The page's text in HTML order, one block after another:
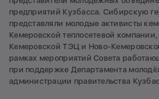
предприятий Кузбасса. Сибирскую
представляли молодые активисты
Кемеровской теплосетевой
Кемеровской ТЭЦ и Ново-
рамках мероприятий Совета
при поддержке Департамента
администрации правительства